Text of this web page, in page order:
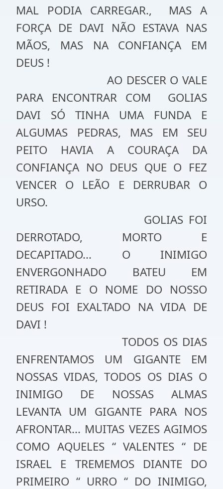
MAL PODIA CARREGAR.,
MAS A
FORÇA DE DAVI NÃO ESTAVA NAS
MÃOS, MAS NA CONFIANÇA EM
DEUS !
AO DESCER O VALE
PARA ENCONTRAR COM
GOLIAS
DAVI SÓ TINHA UMA FUNDA E
ALGUMAS PEDRAS, MAS EM SEU
PEITO HAVIA A COURAÇA DA
CONFIANÇA NO DEUS QUE O FEZ
VENCER O LEÃO E DERRUBAR O
URSO.
GOLIAS FOI
DERROTADO, MORTO E
DECAPITADO... O INIMIGO
ENVERGONHADO BATEU EM
RETIRADA E O NOME DO NOSSO
DEUS FOI EXALTADO NA VIDA DE
DAVI !
TODOS OS DIAS
ENFRENTAMOS UM GIGANTE EM
NOSSAS VIDAS, TODOS OS DIAS O
INIMIGO DE NOSSAS ALMAS
LEVANTA UM GIGANTE PARA NOS
AFRONTAR... MUITAS VEZES AGIMOS
COMO AQUELES “ VALENTES “ DE
ISRAEL E TREMEMOS DIANTE DO
PRIMEIRO “ URRO “ DO INIMIGO,